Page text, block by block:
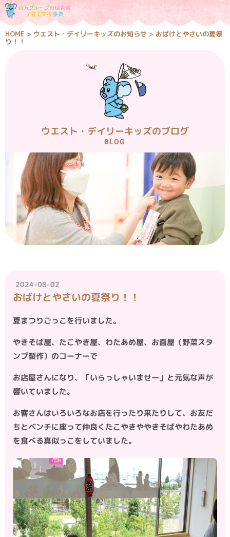
HOME > ウエスト・デイリーキッズのお知らせ > おばけとやさいの夏祭
り！！
ウエスト・デイリーキッズのブログ
BLOG
2024-08-02
おばけとやさいの夏祭り！！
夏まつりごっこを行いました。
やきそば屋、たこやき屋、わたあめ屋、お面屋（野菜スタ
ンプ製作）のコーナーで
お店屋さんになり、「いらっしゃいませー」と元気な声が
響いていました。
お客さんはいろいろなお店を行ったり来たりして、お友だ
ちとベンチに座って仲良くたこやきややきそばやわたあめ
を食べる真似っこをしていました。